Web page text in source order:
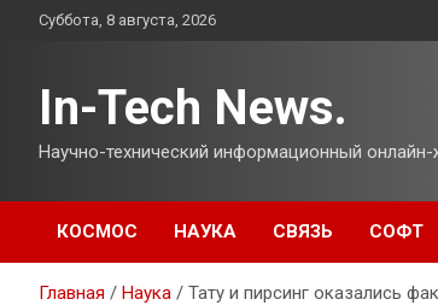
ПерейтиСуббота, 8 августа, 2026
In-Tech News.
Научно-технический информационный онлайн-
КОСМОС НАУКА СВЯЗЬ СОФТ
Главная Наука Тату и пирсинг оказались